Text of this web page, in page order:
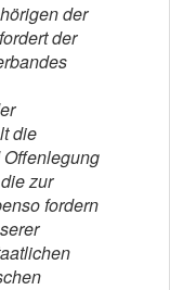
der
der
die
zur
fordern